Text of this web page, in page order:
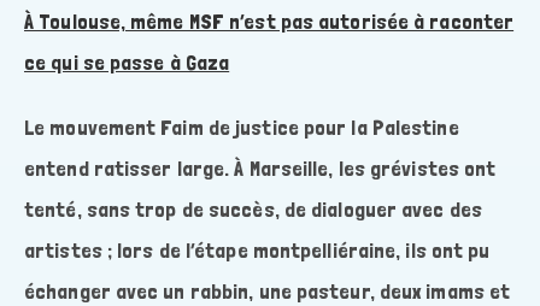
À Toulouse, même MSF n’est pas autorisée à raconter
ce qui se passe à Gaza
Le mouvement Faim de justice pour la Palestine
entend ratisser large. À Marseille, les grévistes ont
tenté, sans trop de succès, de dialoguer avec des
artistes ; lors de l’étape montpelliéraine, ils ont pu
échanger avec un rabbin, une pasteur, deux imams et